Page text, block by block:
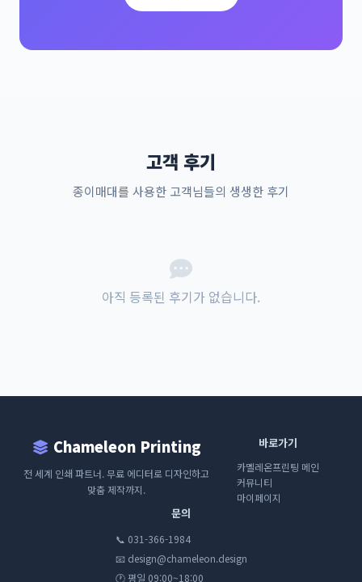
고객 후기
종이매대를 사용한 고객님들의 생생한 후기
아직 등록된 후기가 없습니다.
Chameleon Printing
전 세계 인쇄 파트너. 무료 에디터로 디자인하고
맞춤 제작까지.
바로가기
카멜레온프린팅 메인
커뮤니티
마이페이지
문의
📞 031-366-1984
📧 design@chameleon.design
🕐 평일 09:00~18:00